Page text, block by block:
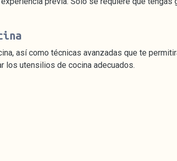
así como técnicas avanzadas que te
los utensilios de cocina adecuados.